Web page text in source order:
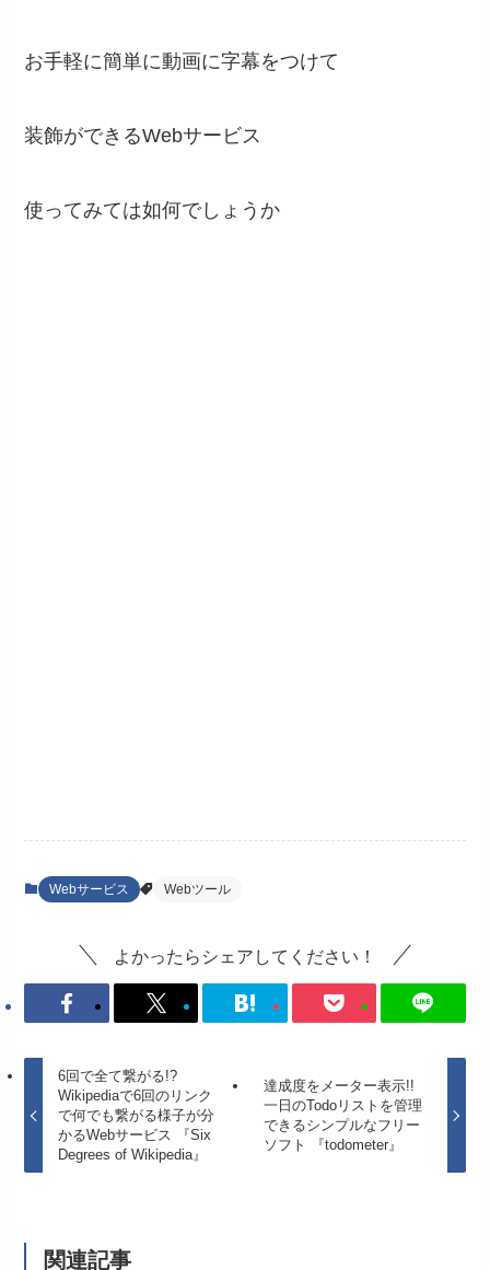
お手軽に簡単に動画に字幕をつけて
装飾ができるWebサービス
使ってみては如何でしょうか
Webサービス Webツール
よかったらシェアしてください！
6回で全て繋がる!?
Wikipediaで6回のリンク
で何でも繋がる様子が分
かるWebサービス 『Six
Degrees of Wikipedia』
達成度をメーター表示!!
一日のTodoリストを管理
できるシンプルなフリー
ソフト 『todometer』
関連記事